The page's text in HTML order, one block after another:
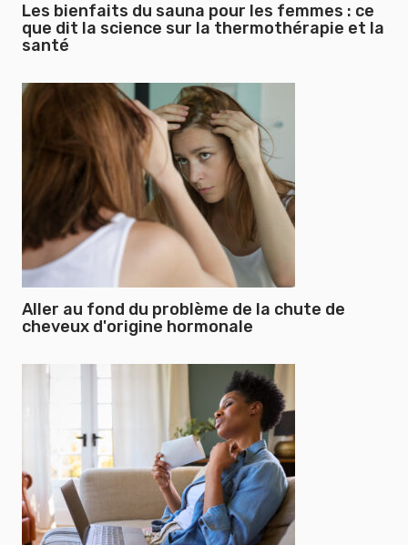
Les bienfaits du sauna pour les femmes : ce
que dit la science sur la thermothérapie et la
santé
Aller au fond du problème de la chute de
cheveux d'origine hormonale